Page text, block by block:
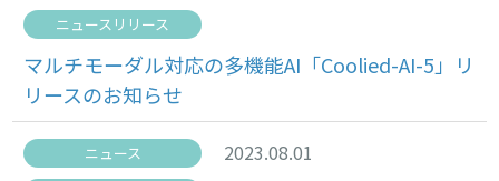
ニュースリリース
マルチモーダル対応の多機能AI「Coolied-AI-5」リ
リースのお知らせ
ニュース
2023.08.01